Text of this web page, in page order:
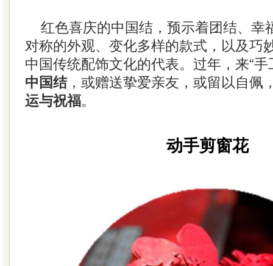
红色喜庆的中国结，预示着团结、幸
对称的外观、变化多样的款式，以及巧
中国传统配饰文化的代表。过年，来“手
中国结，或赠送挚爱亲友，或留以自佩
运与祝福。
动手剪窗花